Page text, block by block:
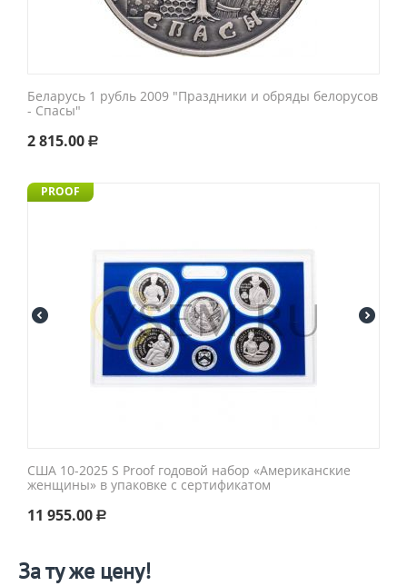
Беларусь 1 рубль 2009 "Праздники и обряды белорусов
- Спасы"
2 815.00 Р
PROOF
США 10-2025 S Proof годовой набор «Американские
женщины» в упаковке с сертификатом
11 955.00 Р
За ту же цену!